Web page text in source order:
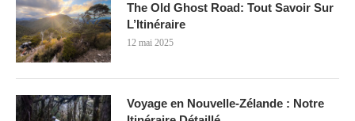
The Old Ghost Road: Tout Savoir Sur
L’Itinéraire
12 mai 2025
Voyage en Nouvelle-Zélande : Notre